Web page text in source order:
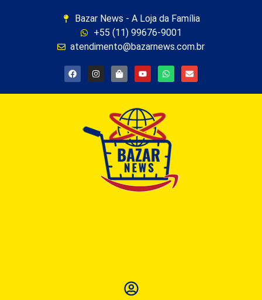
Bazar News - A Loja da Família
+55 (11) 99676-9001
atendimento@bazarnews.com.br